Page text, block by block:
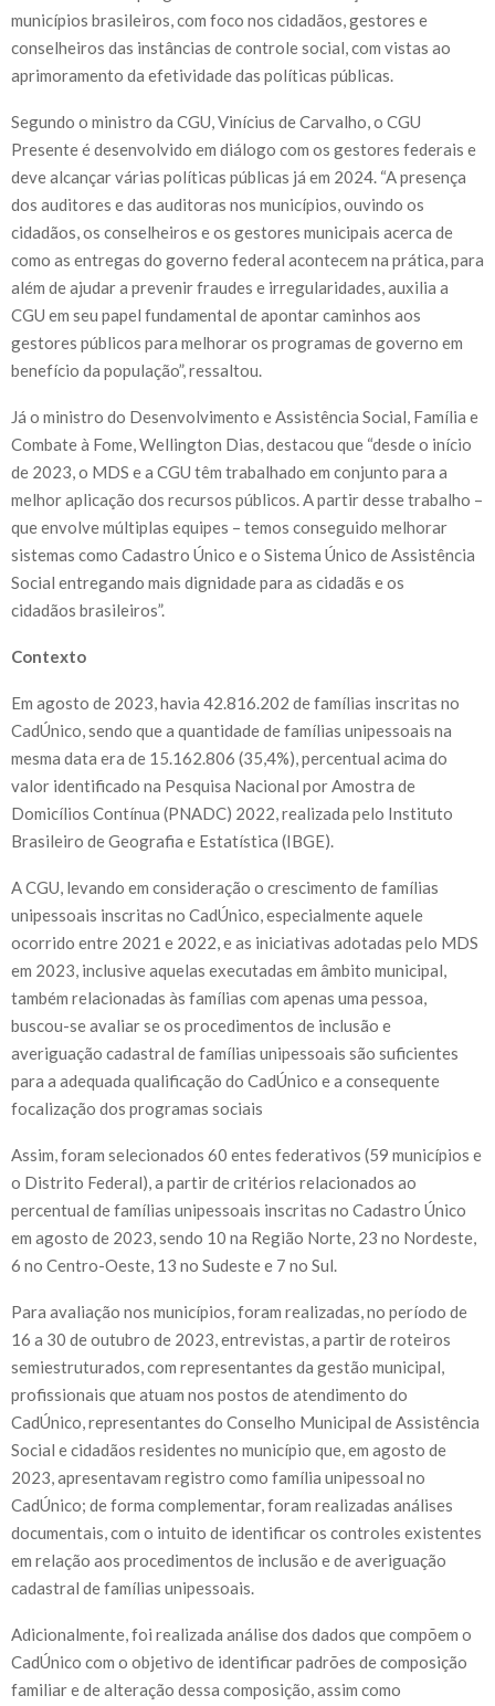
municípios brasileiros, com foco nos cidadãos, gestores e
conselheiros das instâncias de controle social, com vistas ao
aprimoramento da efetividade das políticas públicas.
Segundo o ministro da CGU, Vinícius de Carvalho, o CGU
Presente é desenvolvido em diálogo com os gestores federais e
deve alcançar várias políticas públicas já em 2024. “A presença
dos auditores e das auditoras nos municípios, ouvindo os
cidadãos, os conselheiros e os gestores municipais acerca de
como as entregas do governo federal acontecem na prática, para
além de ajudar a prevenir fraudes e irregularidades, auxilia a
CGU em seu papel fundamental de apontar caminhos aos
gestores públicos para melhorar os programas de governo em
benefício da população”, ressaltou.
Já o ministro do Desenvolvimento e Assistência Social, Família e
Combate à Fome, Wellington Dias, destacou que “desde o início
de 2023, o MDS e a CGU têm trabalhado em conjunto para a
melhor aplicação dos recursos públicos. A partir desse trabalho –
que envolve múltiplas equipes – temos conseguido melhorar
sistemas como Cadastro Único e o Sistema Único de Assistência
Social entregando mais dignidade para as cidadãs e os
cidadãos brasileiros”.
Contexto
Em agosto de 2023, havia 42.816.202 de famílias inscritas no
CadÚnico, sendo que a quantidade de famílias unipessoais na
mesma data era de 15.162.806 (35,4%), percentual acima do
valor identificado na Pesquisa Nacional por Amostra de
Domicílios Contínua (PNADC) 2022, realizada pelo Instituto
Brasileiro de Geografia e Estatística (IBGE).
A CGU, levando em consideração o crescimento de famílias
unipessoais inscritas no CadÚnico, especialmente aquele
ocorrido entre 2021 e 2022, e as iniciativas adotadas pelo MDS
em 2023, inclusive aquelas executadas em âmbito municipal,
também relacionadas às famílias com apenas uma pessoa,
buscou-se avaliar se os procedimentos de inclusão e
averiguação cadastral de famílias unipessoais são suficientes
para a adequada qualificação do CadÚnico e a consequente
focalização dos programas sociais
Assim, foram selecionados 60 entes federativos (59 municípios e
o Distrito Federal), a partir de critérios relacionados ao
percentual de famílias unipessoais inscritas no Cadastro Único
em agosto de 2023, sendo 10 na Região Norte, 23 no Nordeste,
6 no Centro-Oeste, 13 no Sudeste e 7 no Sul.
Para avaliação nos municípios, foram realizadas, no período de
16 a 30 de outubro de 2023, entrevistas, a partir de roteiros
semiestruturados, com representantes da gestão municipal,
profissionais que atuam nos postos de atendimento do
CadÚnico, representantes do Conselho Municipal de Assistência
Social e cidadãos residentes no município que, em agosto de
2023, apresentavam registro como família unipessoal no
CadÚnico; de forma complementar, foram realizadas análises
documentais, com o intuito de identificar os controles existentes
em relação aos procedimentos de inclusão e de averiguação
cadastral de famílias unipessoais.
Adicionalmente, foi realizada análise dos dados que compõem o
CadÚnico com o objetivo de identificar padrões de composição
familiar e de alteração dessa composição, assim como